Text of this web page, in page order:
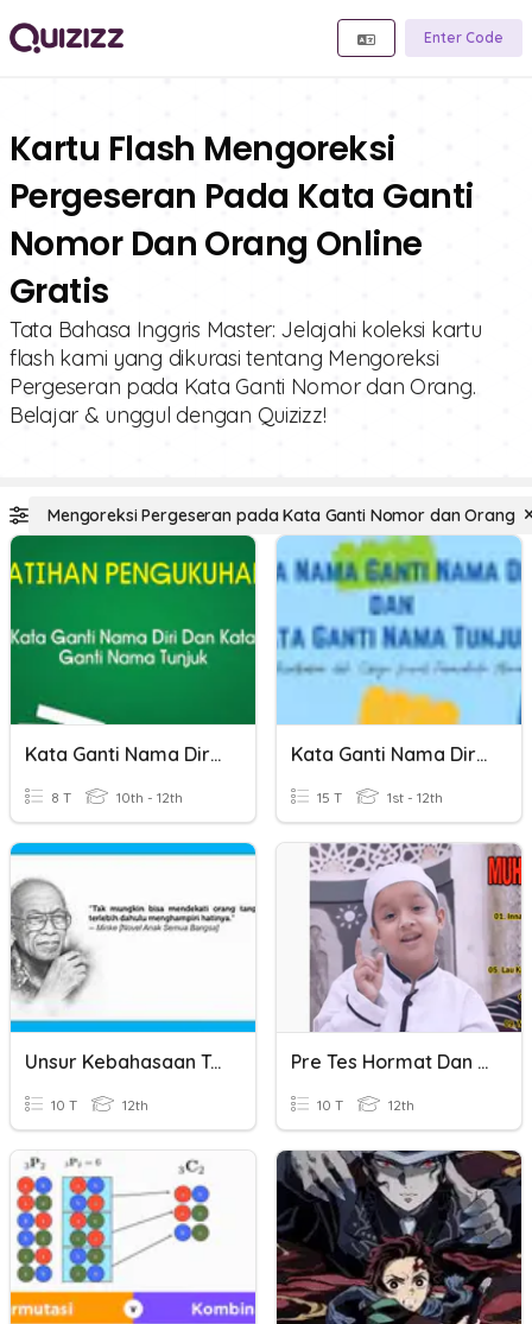
Enter Code
Kartu Flash Mengoreksi
Pergeseran Pada Kata Ganti
Nomor Dan Orang Online
Gratis
Tata Bahasa Inggris Master: Jelajahi koleksi kartu
flash kami yang dikurasi tentang Mengoreksi
Pergeseran pada Kata Ganti Nomor dan Orang.
Belajar & unggul dengan Quizizz!
Mengoreksi Pergeseran pada Kata Ganti Nomor dan Orang
Kata Ganti Nama Diri Dan Kata Ganti Nama Tunjuk
8 T 10th - 12th
Kata Ganti Nama Diri Dan Tunjuk
15 T 1st - 12th
Unsur Kebahasaan Teks Novel Sejarah
10 T 12th
Pre Tes Hormat Dan Patuh Pada Orang Tua
10 T 12th